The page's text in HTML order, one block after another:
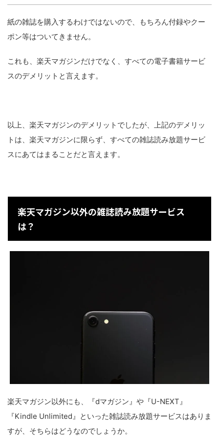
紙の雑誌を購入するわけではないので、もちろん付録やクー
ポン等はついてきません。
これも、楽天マガジンだけでなく、すべての電子書籍サービ
スのデメリットと言えます。
以上、楽天マガジンのデメリットでしたが、上記のデメリッ
トは、楽天マガジンに限らず、すべての雑誌読み放題サービ
スにあてはまることだと言えます。
楽天マガジン以外の雑誌読み放題サービス
は？
楽天マガジン以外にも、『dマガジン』や『U-NEXT』
『Kindle Unlimited』といった雑誌読み放題サービスはありま
すが、そちらはどうなのでしょうか。